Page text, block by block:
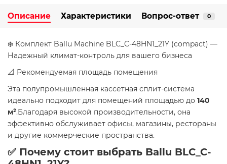
Описание Характеристики Вопрос-ответ 0
❄️ Комплект Ballu Machine BLC_C-48HN1_21Y (compact) —
Надежный климат-контроль для вашего бизнеса
📐 Рекомендуемая площадь помещения
Эта полупромышленная кассетная сплит-система
идеально подходит для помещений площадью до 140
м².Благодаря высокой производительности, она
эффективно обслуживает офисы, магазины, рестораны
и другие коммерческие пространства.
✅ Почему стоит выбрать Ballu BLC_C-